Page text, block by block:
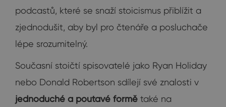
podcastů, které se snaží stoicismus přiblížit a
zjednodušit, aby byl pro čtenáře a posluchače
lépe srozumitelný.
Současní stoičtí spisovatelé jako Ryan Holiday
nebo Donald Robertson sdílejí své znalosti v
jednoduché a poutavé formě také na